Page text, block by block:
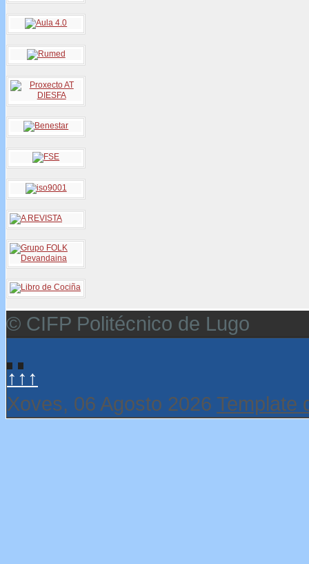
© CIFP Politécnico de Lugo
↑↑↑
Xoves, 06 Agosto 2026 Template